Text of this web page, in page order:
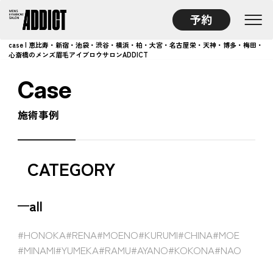
予約
case | 恵比寿・新宿・池袋・渋谷・横浜・柏・大宮・名古屋栄・天神・博多・梅田・
心斎橋のメンズ眉毛アイブロウサロンADDICT
Case
施術事例
CATEGORY
all
#HONOKA#RENA#MOENO#KURUMI#CHINA#MOE
#MINAMI#YUMEKA#RAMU#AYANO#KOKONA#NAO